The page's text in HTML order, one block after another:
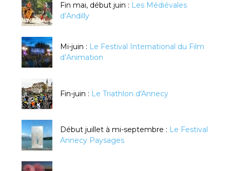
Fin mai, début juin : Les Médiévales
d’Andilly
Mi-juin : Le Festival International du Film
d’Animation
Fin-juin : Le Triathlon d'Annecy
Début juillet à mi-septembre : Le Festival
Annecy Paysages